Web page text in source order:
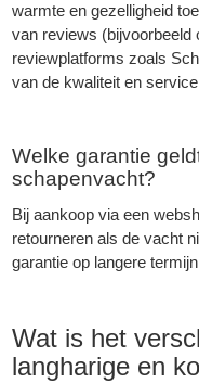
warmte en gezelligheid
van reviews (bijvoorbeeld
reviewplatforms zoals
van de kwaliteit en
Welke garantie
schapenvacht?
Bij aankoop via een
retourneren als de vacht
garantie op langere
Wat is het
langharige en